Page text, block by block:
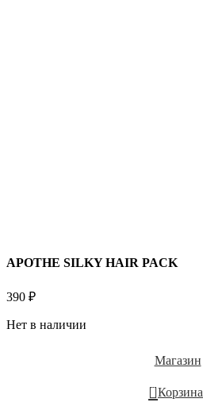
APOTHE SILKY HAIR PACK
390 ₽
Нет в наличии
Магазин
0 Корзина